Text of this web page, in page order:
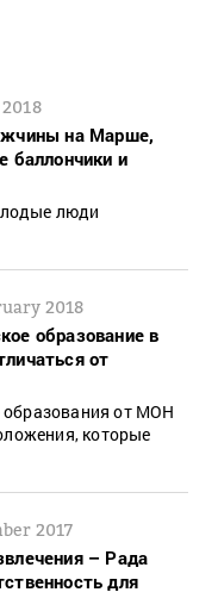
на Марше,
баллончики и
люди
2018
образование в
от
образования от МОН
которые
2017
– Рада
для